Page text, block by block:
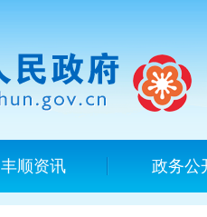
丰顺资讯 政务公